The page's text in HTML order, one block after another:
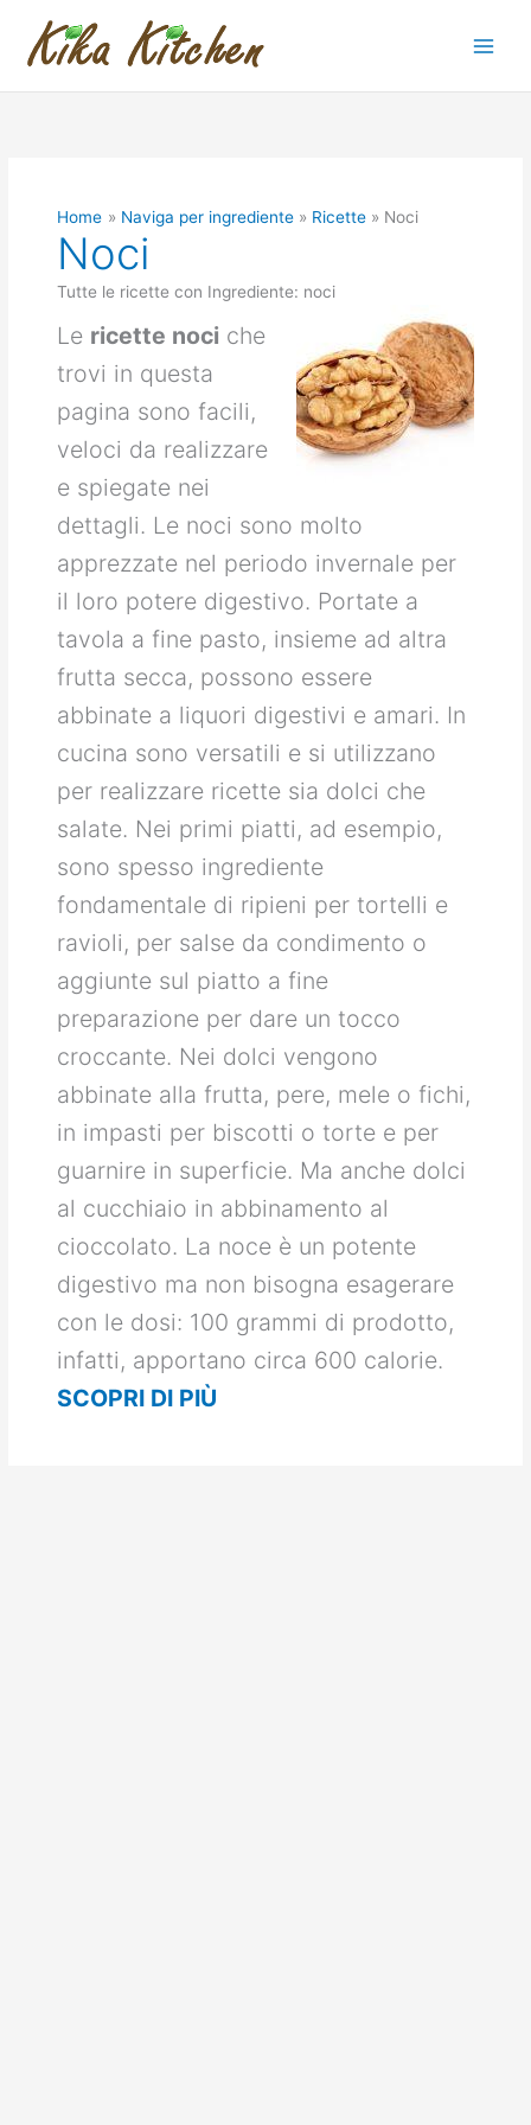
contenuto
Home Naviga per ingrediente Ricette Noci
Noci
Tutte le ricette con Ingrediente: noci
Le ricette noci che
trovi in questa
pagina sono facili,
veloci da realizzare
e spiegate nei
dettagli. Le noci sono molto
apprezzate nel periodo invernale per
il loro potere digestivo. Portate a
tavola a fine pasto, insieme ad altra
frutta secca, possono essere
abbinate a liquori digestivi e amari. In
cucina sono versatili e si utilizzano
per realizzare ricette sia dolci che
salate. Nei primi piatti, ad esempio,
sono spesso ingrediente
fondamentale di ripieni per tortelli e
ravioli, per salse da condimento o
aggiunte sul piatto a fine
preparazione per dare un tocco
croccante. Nei dolci vengono
abbinate alla frutta, pere, mele o fichi,
in impasti per biscotti o torte e per
guarnire in superficie. Ma anche dolci
al cucchiaio in abbinamento al
cioccolato. La noce è un potente
digestivo ma non bisogna esagerare
con le dosi: 100 grammi di prodotto,
infatti, apportano circa 600 calorie.
SCOPRI DI PIÙ